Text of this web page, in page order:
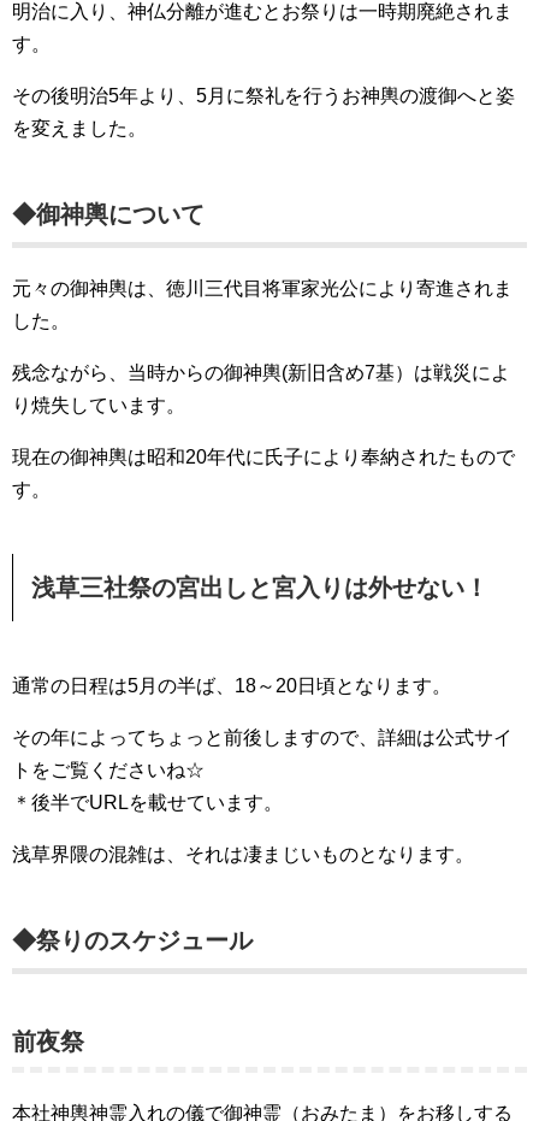
明治に入り、神仏分離が進むとお祭りは一時期廃絶されま
す。
その後明治5年より、5月に祭礼を行うお神輿の渡御へと姿
を変えました。
◆御神輿について
元々の御神輿は、徳川三代目将軍家光公により寄進されま
した。
残念ながら、当時からの御神輿(新旧含め7基）は戦災によ
り焼失しています。
現在の御神輿は昭和20年代に氏子により奉納されたもので
す。
浅草三社祭の宮出しと宮入りは外せない！
通常の日程は5月の半ば、18～20日頃となります。
その年によってちょっと前後しますので、詳細は公式サイ
トをご覧くださいね☆
＊後半でURLを載せています。
浅草界隈の混雑は、それは凄まじいものとなります。
◆祭りのスケジュール
前夜祭
本社神輿神霊入れの儀で御神霊（おみたま）をお移しする